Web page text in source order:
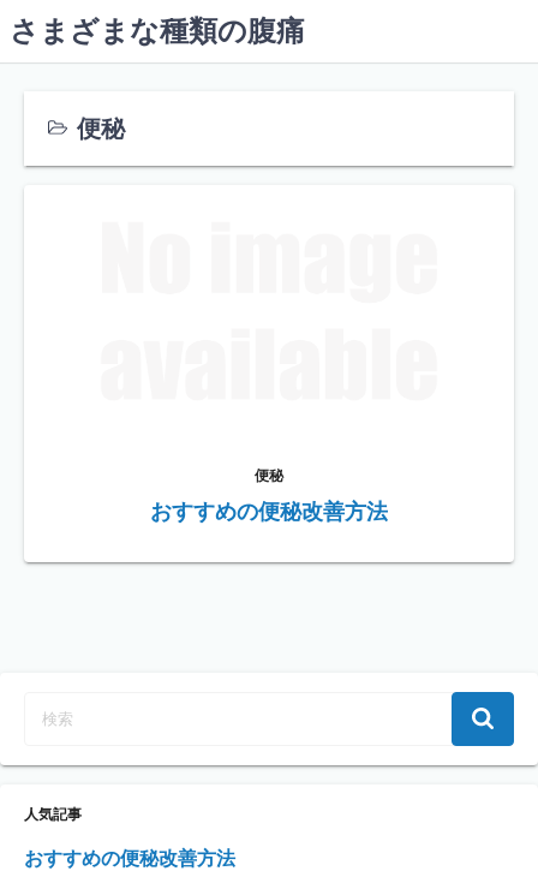
ン
テ
さまざまな種類の腹痛
便秘
便秘
おすすめの便秘改善方法
人気記事
おすすめの便秘改善方法